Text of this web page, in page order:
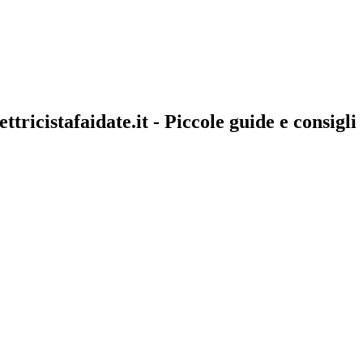
- Piccole guide e consigli